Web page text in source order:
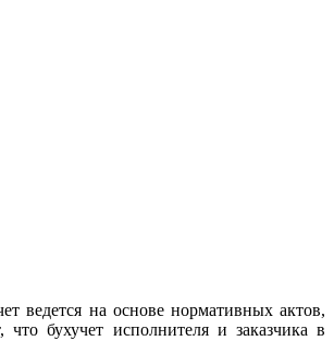
ведется на основе нормативных актов,
бухучет исполнителя и заказчика в